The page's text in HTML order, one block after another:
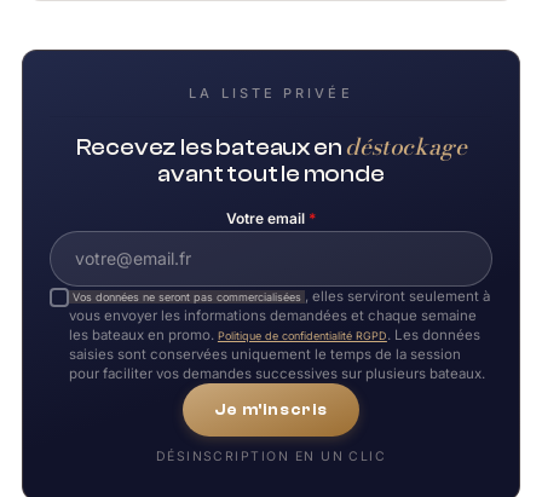
LA LISTE PRIVÉE
Recevez les bateaux en déstockage
avant tout le monde
Votre email *
Vos données ne seront pas commercialisées , elles serviront seulement à
vous envoyer les informations demandées et chaque semaine
les bateaux en promo. Politique de confidentialité RGPD. Les données
saisies sont conservées uniquement le temps de la session
pour faciliter vos demandes successives sur plusieurs bateaux.
Je m'inscris
DÉSINSCRIPTION EN UN CLIC